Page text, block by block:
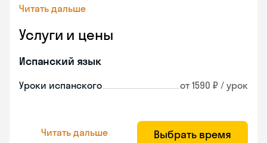
Читать дальше
Услуги и цены
Испанский язык
Уроки испанского от 1590 ₽ / урок
Читать дальше Выбрать время